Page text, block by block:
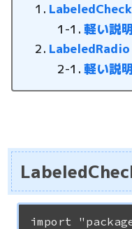
軽い説明
LabeledRadio
軽い説明
import